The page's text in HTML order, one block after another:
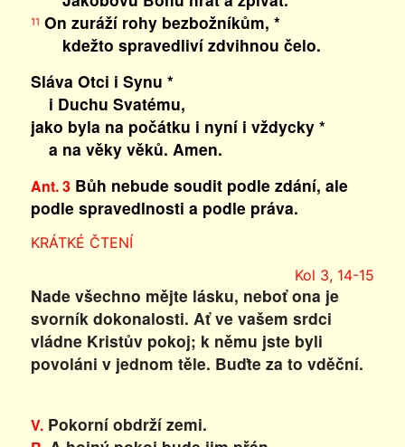
11 On zuráží rohy bezbožníkům, *
kdežto spravedliví zdvihnou čelo.
Sláva Otci i Synu *
i Duchu Svatému,
jako byla na počátku i nyní i vždycky *
a na věky věků. Amen.
Ant. 3Bůh nebude soudit podle zdání, ale
podle spravedlnosti a podle práva.
KRÁTKÉ ČTENÍ
Kol 3, 14-15
Nade všechno mějte lásku, neboť ona je
svorník dokonalosti. Ať ve vašem srdci
vládne Kristův pokoj; k němu jste byli
povoláni v jednom těle. Buďte za to vděční.
V.Pokorní obdrží zemi.